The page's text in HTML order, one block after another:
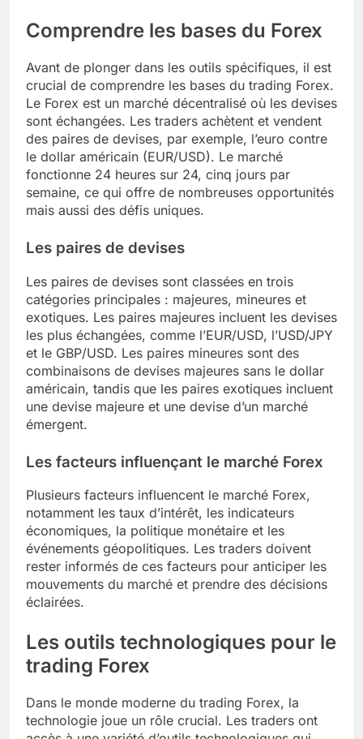
Comprendre les bases du Forex
Avant de plonger dans les outils spécifiques, il est
crucial de comprendre les bases du trading Forex.
Le Forex est un marché décentralisé où les devises
sont échangées. Les traders achètent et vendent
des paires de devises, par exemple, l’euro contre
le dollar américain (EUR/USD). Le marché
fonctionne 24 heures sur 24, cinq jours par
semaine, ce qui offre de nombreuses opportunités
mais aussi des défis uniques.
Les paires de devises
Les paires de devises sont classées en trois
catégories principales : majeures, mineures et
exotiques. Les paires majeures incluent les devises
les plus échangées, comme l’EUR/USD, l’USD/JPY
et le GBP/USD. Les paires mineures sont des
combinaisons de devises majeures sans le dollar
américain, tandis que les paires exotiques incluent
une devise majeure et une devise d’un marché
émergent.
Les facteurs influençant le marché Forex
Plusieurs facteurs influencent le marché Forex,
notamment les taux d’intérêt, les indicateurs
économiques, la politique monétaire et les
événements géopolitiques. Les traders doivent
rester informés de ces facteurs pour anticiper les
mouvements du marché et prendre des décisions
éclairées.
Les outils technologiques pour le
trading Forex
Dans le monde moderne du trading Forex, la
technologie joue un rôle crucial. Les traders ont